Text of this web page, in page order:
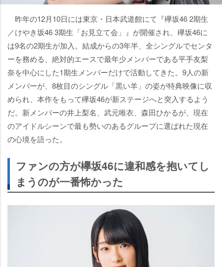
昨年の12月10日には東京・日本武道館にて『欅坂46 2期生
／けやき坂46 3期生「お見立て会」』が開催され、欅坂46に
は9名の2期生が加入。結成からの3年半、全シングルでセンタ
ーを務める、絶対的エースで最年少メンバーである平手友梨
奈を中心にした1期生メンバーだけで活動してきた。9人の新
メンバーが、8枚目のシングル「黒い羊」の姿が特典映像に収
められ、本作をもって欅坂46が新ステージへと突入するよう
だ。新メンバーの井上梨名、武元唯衣、森田ひかるが、現在
のアイドルシーンで最も勢いのあるグループに選ばれた現在
の心境を語った。
ファンの方が欅坂46に違和感を抱いてし
まうのが一番怖かった